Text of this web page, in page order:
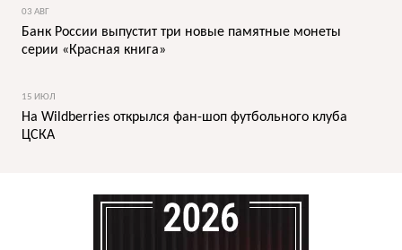
03 АВГ
Банк России выпустит три новые памятные монеты
серии «Красная книга»
15 ИЮЛ
На Wildberries открылся фан-шоп футбольного клуба
ЦСКА